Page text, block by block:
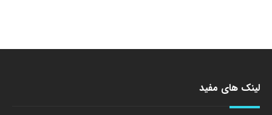
لینک های مفید